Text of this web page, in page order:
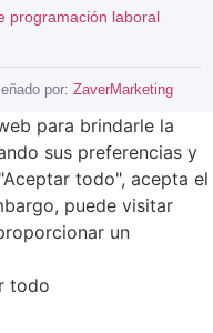
programación laboral
por: ZaverMarketing
para brindarle la
sus preferencias y
todo", acepta el
puede visitar
un
todo